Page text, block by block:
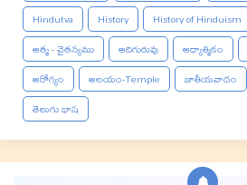
Hindutva
History History of Hinduism
ఆత్మ - చైతన్యము
ఆదిగురువు ఆధ్యాత్మికం
ఆరోగ్యం
ఆలయం-Temple జాతీయవాదం
తెలుగు భాష